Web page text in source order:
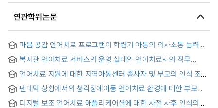
연관학위논문
마음 공감 언어치료 프로그램이 학령기 아동의 의사소통 능력에
미치는 영향 = The Effect of Mind Empathy Speech
Language pathology Program on Communication
Competences in School-Age Children
복지관 언어치료 서비스의 운영 실태와 언어치료사의 직무
만족도 조사 = Research on the status of management of
speech-language service and the job satisfaction levels
for the pathologist in the welfare centers
언어치료 지원에 대한 지역아동센터 종사자 및 부모의 인식 조사
펜데믹 상황에서의 청각장애아동 언어치료 환경에 대한 부모
만족도 및 요구조사
디지털 보조 언어치료 애플리케이션에 대한 사전·사후 인식의